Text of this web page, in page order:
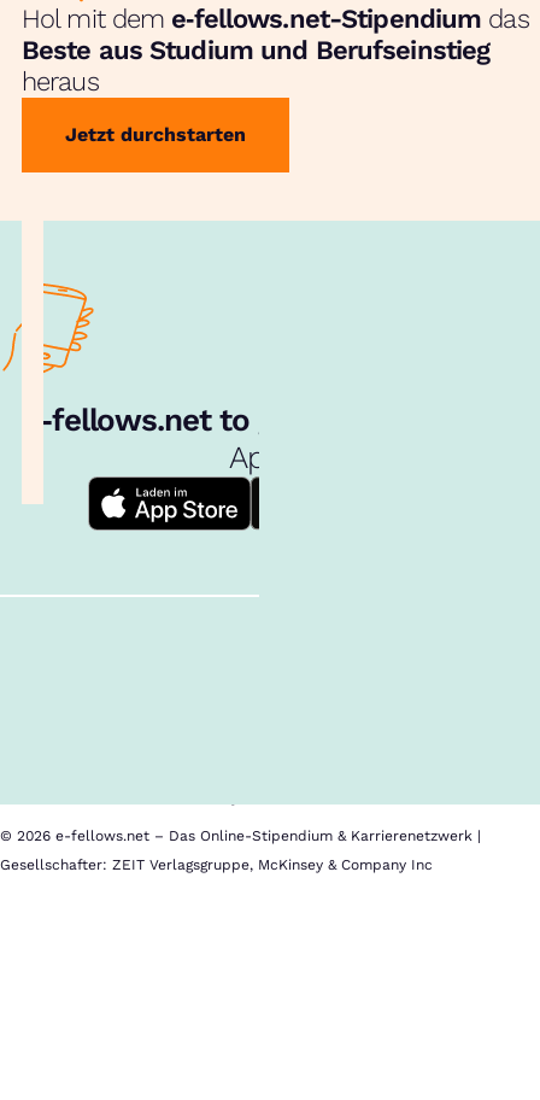
Hol mit dem e‑fellows.net-Stipendium das
Beste aus Studium und Berufseinstieg
heraus
Jetzt durchstarten
e‑fellows.net to go:
App!
© 2026 e-fellows.net – Das Online-Stipendium & Karrierenetzwerk |
Gesellschafter: ZEIT Verlagsgruppe, McKinsey & Company Inc